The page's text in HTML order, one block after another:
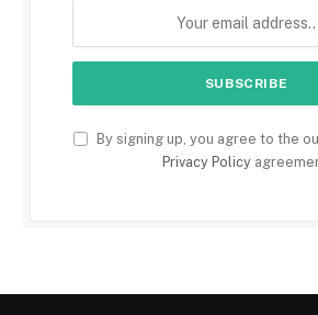
By signing up, you agree to the
Privacy Policy